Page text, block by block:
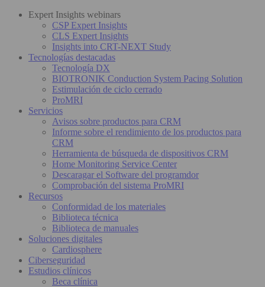
Expert Insights webinars
CSP Expert Insights
CLS Expert Insights
Insights into CRT-NEXT Study
Tecnologías destacadas
Tecnología DX
BIOTRONIK Conduction System Pacing Solution
Estimulación de ciclo cerrado
ProMRI
Servicios
Avisos sobre productos para CRM
Informe sobre el rendimiento de los productos para
CRM
Herramienta de búsqueda de dispositivos CRM
Home Monitoring Service Center
Descaragar el Software del programdor
Comprobación del sistema ProMRI
Recursos
Conformidad de los materiales
Biblioteca técnica
Biblioteca de manuales
Soluciones digitales
Cardiosphere
Ciberseguridad
Estudios clínicos
Beca clínica